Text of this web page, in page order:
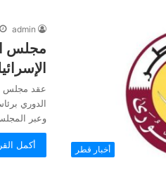
أخبار قطر
admin
مجلس
عقد مجلس
الدوري
وعبر
أكمل